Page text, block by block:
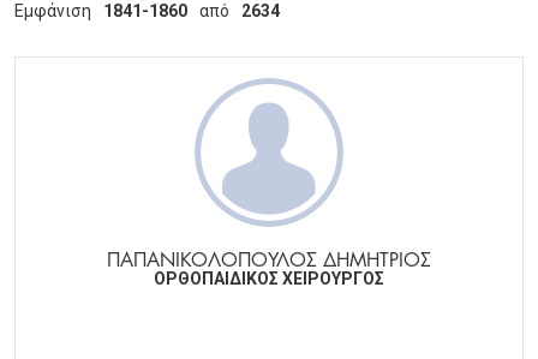
Εμφάνιση 1841-1860 από 2634
ΠΑΠΑΝΙΚΟΛΟΠΟΥΛΟΣ ΔΗΜΗΤΡΙΟΣ
ΟΡΘΟΠΑΙΔΙΚΟΣ ΧΕΙΡΟΥΡΓΟΣ